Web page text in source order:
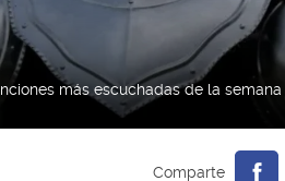
más escuchadas de la